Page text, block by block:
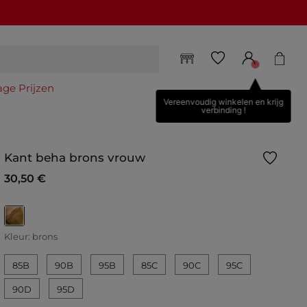
Vereenvoudig winkelen en krijg
verbinding !
Prijzen
Kant beha brons vrouw
30,50 €
geselecteerd
Kleur: brons
85B 90B 95B 85C 90C 95C
90D 95D